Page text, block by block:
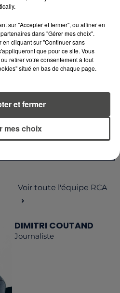
: LES ÉMISSIONS DE GAZ
DE SERRE ONT
BAISSÉ...
DE LA RÉGION ET
INFOS DE LA RÉDACTION
L'APPLICATION MOBILE
RCA
Voir toute l'équipe RCA
DIMITRI COUTAND
Journaliste
sur "Accepter et fermer", ou affiner en
dans "Gérer mes choix".
en cliquant sur "Continuer sans
que pour ce site. Vous
retirer votre consentement à tout
situé en bas de chaque page.
mes choix
et fermer